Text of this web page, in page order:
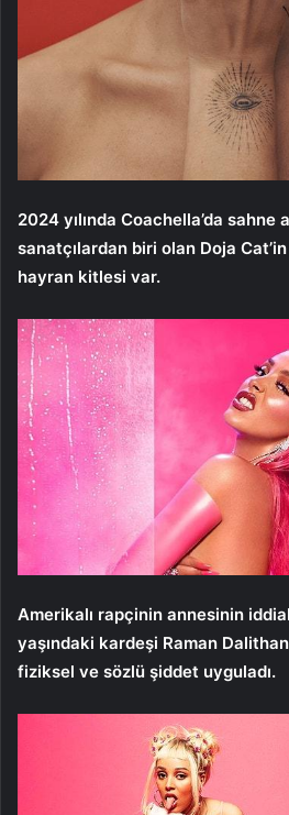
2024 yılında Coachella’da sahne
sanatçılardan biri olan Doja
hayran kitlesi var.
Amerikalı rapçinin annesinin
yaşındaki kardeşi Raman
fiziksel ve sözlü şiddet uyguladı.